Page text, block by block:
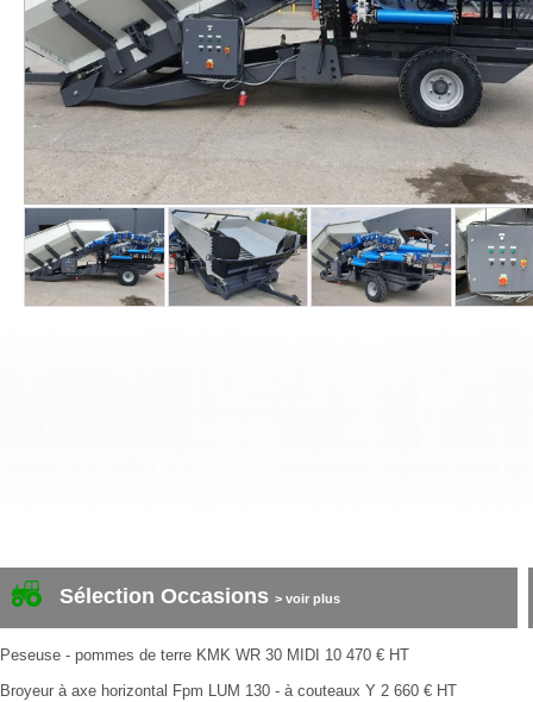
Sélection Occasions > voir plus
Peseuse - pommes de terre KMK WR 30 MIDI 10 470 € HT
Broyeur à axe horizontal Fpm LUM 130 - à couteaux Y 2 660 € HT